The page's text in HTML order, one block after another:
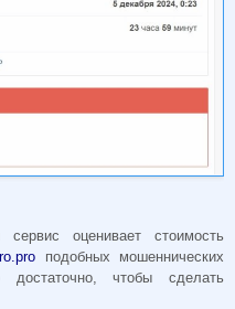
сервис оценивает стоимость
подобных мошеннических
чтобы сделать